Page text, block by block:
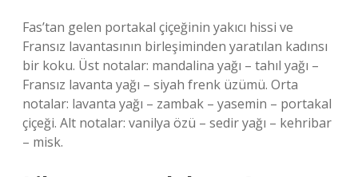
Fas’tan gelen portakal çiçeğinin yakıcı hissi ve
Fransız lavantasının birleşiminden yaratılan kadınsı
bir koku. Üst notalar: mandalina yağı – tahıl yağı –
Fransız lavanta yağı – siyah frenk üzümü. Orta
notalar: lavanta yağı – zambak – yasemin – portakal
çiçeği. Alt notalar: vanilya özü – sedir yağı – kehribar
– misk.